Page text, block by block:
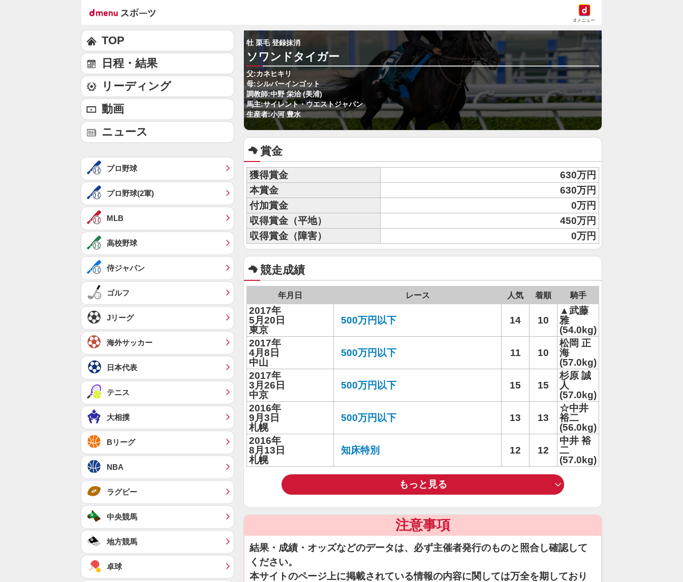
dメニュー
牡 栗毛 登録抹消
ソワンドタイガー
父:カネヒキリ
母:シルバーインゴット
調教師:中野 栄治 (美浦)
馬主:サイレント・ウエストジャパン
生産者:小河 豊水
賞金
獲得賞金
630万円
本賞金
630万円
付加賞金
0万円
収得賞金（平地）
450万円
収得賞金（障害）
0万円
競走成績
年月日 レース 人気 着順 騎手
2017年
5月20日
東京
500万円以下 14 10
▲武藤
雅
(54.0kg)
2017年
4月8日
中山
500万円以下 11 10
松岡 正
海
(57.0kg)
2017年
3月26日
中京
500万円以下 15 15
杉原 誠
人
(57.0kg)
2016年
9月3日
札幌
500万円以下 13 13
☆中井
裕二
(56.0kg)
2016年
8月13日
札幌
知床特別 12 12
中井 裕
二
(57.0kg)
もっと見る
注意事項
結果・成績・オッズなどのデータは、必ず主催者発行のものと照合し確認して
ください。
本サイトのページ上に掲載されている情報の内容に関しては万全を期しており
TOP
日程・結果
リーディング
動画
ニュース
プロ野球
プロ野球(2軍)
MLB
高校野球
侍ジャパン
ゴルフ
Jリーグ
海外サッカー
日本代表
テニス
大相撲
Bリーグ
NBA
ラグビー
中央競馬
地方競馬
卓球